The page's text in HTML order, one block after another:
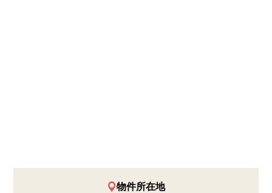
物件所在地